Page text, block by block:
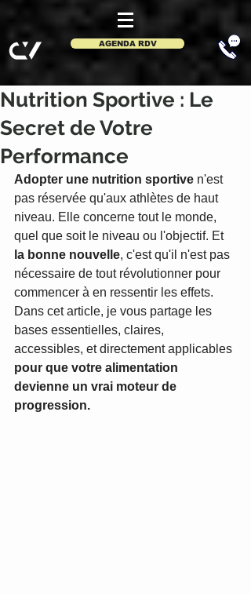
AGENDA RDV
Nutrition Sportive : Le
Secret de Votre
Performance
Adopter une nutrition sportive n'est
pas réservée qu'aux athlètes de haut
niveau. Elle concerne tout le monde,
quel que soit le niveau ou l'objectif. Et
la bonne nouvelle, c'est qu'il n'est pas
nécessaire de tout révolutionner pour
commencer à en ressentir les effets.
Dans cet article, je vous partage les
bases essentielles, claires,
accessibles, et directement applicables
pour que votre alimentation
devienne un vrai moteur de
progression.